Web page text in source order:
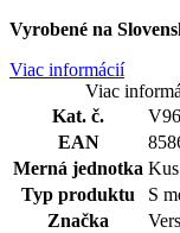
Vyrobené na
Viac informácií
Viac
Kat. č.
EAN
Merná jednotka Kus
Typ produktu
S
Značka